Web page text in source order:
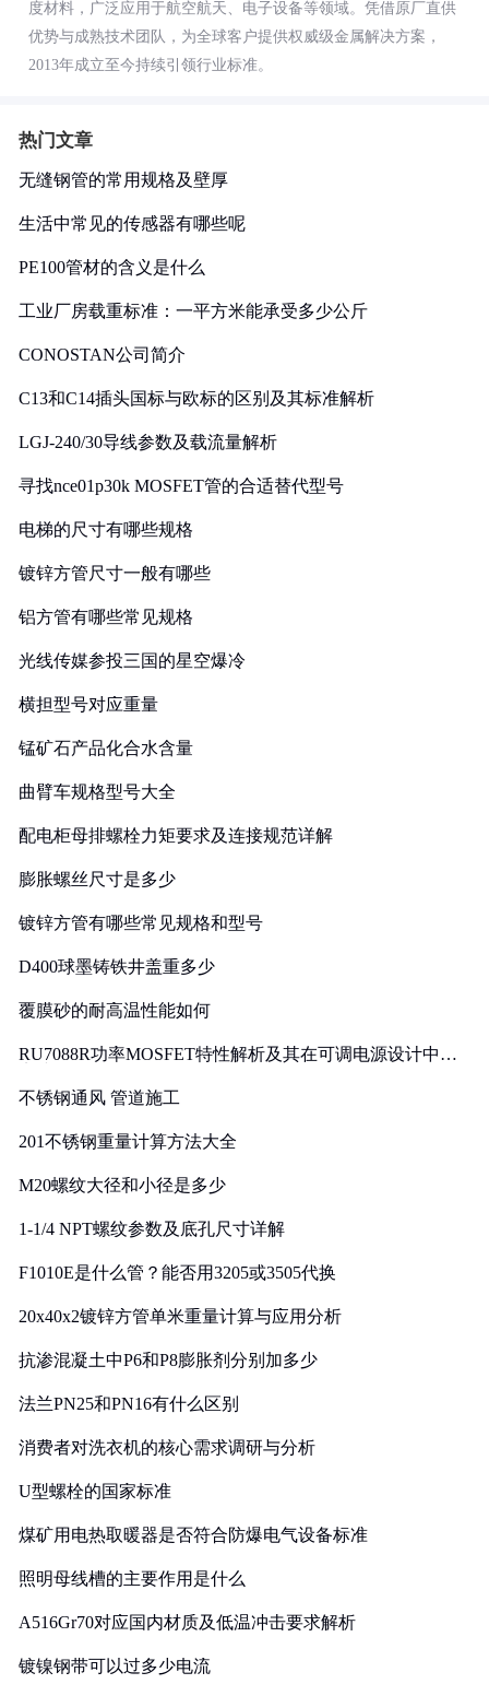
度材料，广泛应用于航空航天、电子设备等领域。凭借原厂直供
优势与成熟技术团队，为全球客户提供权威级金属解决方案，
2013年成立至今持续引领行业标准。
热门文章
无缝钢管的常用规格及壁厚
生活中常见的传感器有哪些呢
PE100管材的含义是什么
工业厂房载重标准：一平方米能承受多少公斤
CONOSTAN公司简介
C13和C14插头国标与欧标的区别及其标准解析
LGJ-240/30导线参数及载流量解析
寻找nce01p30k MOSFET管的合适替代型号
电梯的尺寸有哪些规格
镀锌方管尺寸一般有哪些
铝方管有哪些常见规格
光线传媒参投三国的星空爆冷
横担型号对应重量
锰矿石产品化合水含量
曲臂车规格型号大全
配电柜母排螺栓力矩要求及连接规范详解
膨胀螺丝尺寸是多少
镀锌方管有哪些常见规格和型号
D400球墨铸铁井盖重多少
覆膜砂的耐高温性能如何
RU7088R功率MOSFET特性解析及其在可调电源设计中的
不锈钢通风 管道施工
201不锈钢重量计算方法大全
M20螺纹大径和小径是多少
1-1/4 NPT螺纹参数及底孔尺寸详解
F1010E是什么管？能否用3205或3505代换
20x40x2镀锌方管单米重量计算与应用分析
抗渗混凝土中P6和P8膨胀剂分别加多少
法兰PN25和PN16有什么区别
消费者对洗衣机的核心需求调研与分析
U型螺栓的国家标准
煤矿用电热取暖器是否符合防爆电气设备标准
照明母线槽的主要作用是什么
A516Gr70对应国内材质及低温冲击要求解析
镀镍钢带可以过多少电流